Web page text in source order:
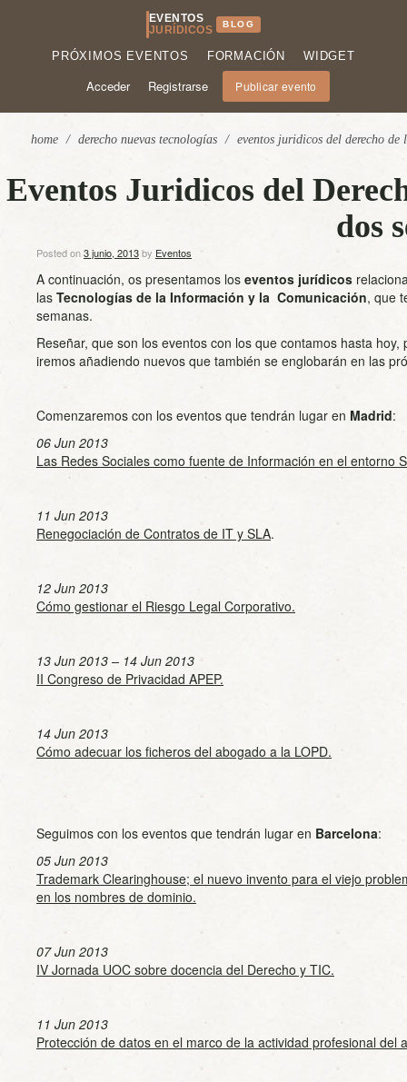
EVENTOS
JURÍDICOS
BLOG
PRÓXIMOS EVENTOS FORMACIÓN WIDGET
Acceder Registrarse Publicar evento
home / derecho nuevas tecnologías / eventos juridicos del derecho de
Eventos Juridicos del
dos
Posted on3 junio, 2013by Eventos
A continuación, os presentamos los eventos jurídicos
las Tecnologías de la Información y la Comunicación, que
semanas.
Reseñar, que son los eventos con los que contamos hasta
iremos añadiendo nuevos que también se englobarán en las
Comenzaremos con los eventos que tendrán lugar en Madrid:
06 Jun 2013
Las Redes Sociales como fuente de Información en el entorno
11 Jun 2013
Renegociación de Contratos de IT y SLA.
12 Jun 2013
Cómo gestionar el Riesgo Legal Corporativo.
13 Jun 2013 – 14 Jun 2013
II Congreso de Privacidad APEP.
14 Jun 2013
Cómo adecuar los ficheros del abogado a la LOPD.
Seguimos con los eventos que tendrán lugar en Barcelona:
05 Jun 2013
Trademark Clearinghouse; el nuevo invento para el viejo
en los nombres de dominio.
07 Jun 2013
IV Jornada UOC sobre docencia del Derecho y TIC.
11 Jun 2013
Protección de datos en el marco de la actividad profesional del